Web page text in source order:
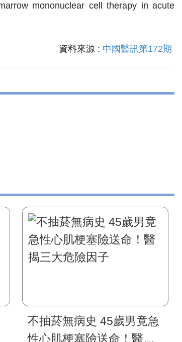
mononuclear cell therapy in acute
資料來源 : 中國醫訊第172期
不抽菸無病史 45歲男竟急
性心肌梗塞險送命！醫揭